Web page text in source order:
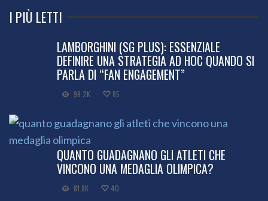
I PIÙ LETTI
LAMBORGHINI (SG PLUS): ESSENZIALE
DEFINIRE UNA STRATEGIA AD HOC QUANDO SI
PARLA DI “FAN ENGAGEMENT”
99.2K 85
QUANTO GUADAGNANO GLI ATLETI CHE
VINCONO UNA MEDAGLIA OLIMPICA?
81.8K 40